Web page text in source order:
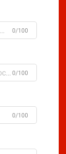
0/100
0/100
0/100